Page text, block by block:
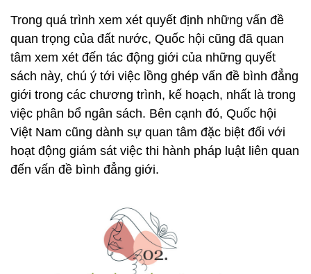
Trong quá trình xem xét quyết định những vấn đề
quan trọng của đất nước, Quốc hội cũng đã quan
tâm xem xét đến tác động giới của những quyết
sách này, chú ý tới việc lồng ghép vấn đề bình đẳng
giới trong các chương trình, kế hoạch, nhất là trong
việc phân bổ ngân sách. Bên cạnh đó, Quốc hội
Việt Nam cũng dành sự quan tâm đặc biệt đối với
hoạt động giám sát việc thi hành pháp luật liên quan
đến vấn đề bình đẳng giới.